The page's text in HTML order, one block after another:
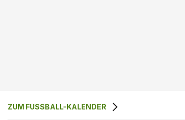
ZUM FUSSBALL-KALENDER